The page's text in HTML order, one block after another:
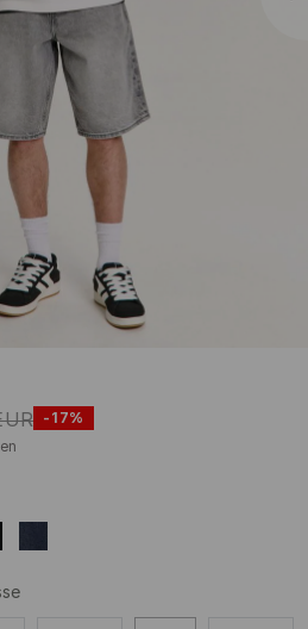
-17%